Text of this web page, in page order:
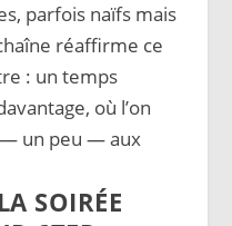
parfois naïfs mais
réaffirme ce
: un temps
où l’on
— un peu — aux
SOIRÉE